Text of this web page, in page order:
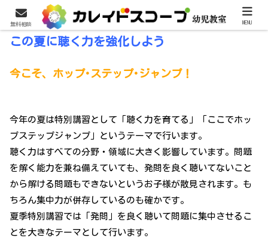
この夏に聴く力を強化しよう
今こそ、ホップ･ステップ･ジャンプ！
今年の夏は特別講習として「聴く力を育てる」「ここでホッ
プステップジャンプ」というテーマで行います。
聴く力はすべての分野・領域に大きく影響しています。問題
を解く能力を兼ね備えていても、発問を良く聴いてないこと
から解ける問題もできないというお子様が散見されます。も
ちろん集中力が併存しているのも確かです。
夏季特別講習では「発問」を良く聴いて問題に集中させるこ
とを大きなテーマとして行います。
無料相談 MENU